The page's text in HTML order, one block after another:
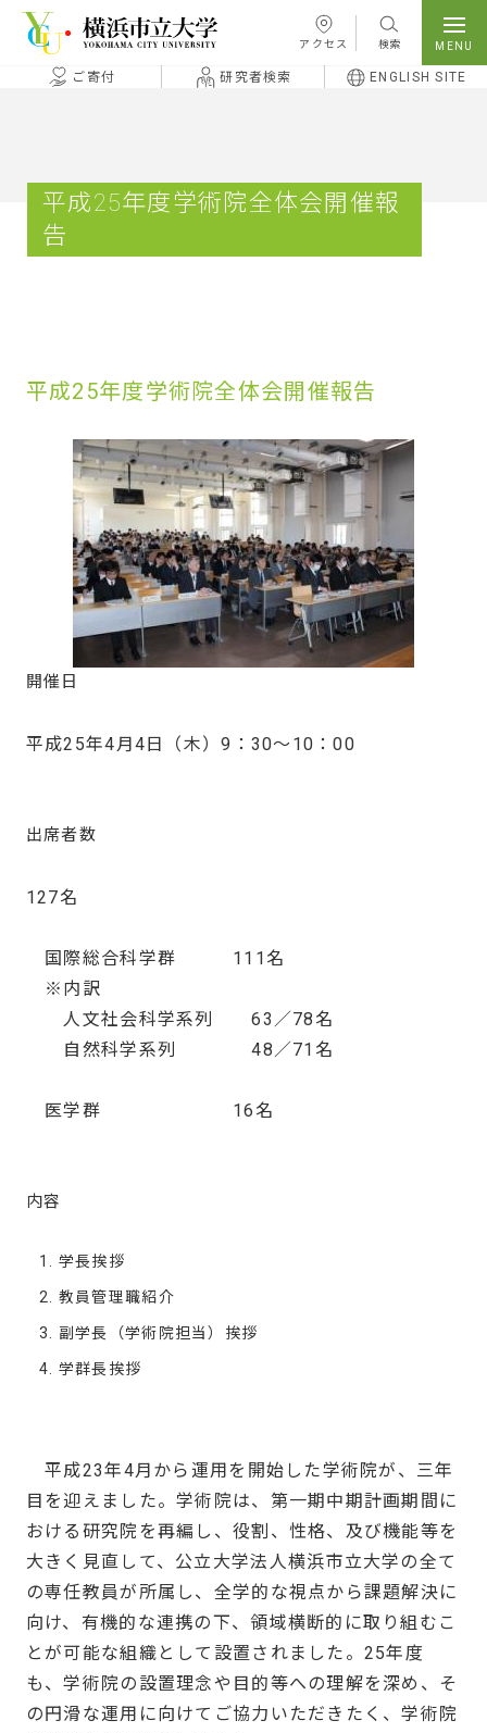
本文へ移動
アクセス 検索
ご寄付 研究者検索 ENGLISH SITE
平成25年度学術院全体会開催報
告
平成25年度学術院全体会開催報告
開催日
平成25年4月4日（木）9：30～10：00
出席者数
127名
国際総合科学群 111名
※内訳
人文社会科学系列 63／78名
自然科学系列 48／71名
医学群 16名
内容
学長挨拶
教員管理職紹介
副学長（学術院担当）挨拶
学群長挨拶
平成23年4月から運用を開始した学術院が、三年
目を迎えました。学術院は、第一期中期計画期間に
おける研究院を再編し、役割、性格、及び機能等を
大きく見直して、公立大学法人横浜市立大学の全て
の専任教員が所属し、全学的な視点から課題解決に
向け、有機的な連携の下、領域横断的に取り組むこ
とが可能な組織として設置されました。25年度
も、学術院の設置理念や目的等への理解を深め、そ
の円滑な運用に向けてご協力いただきたく、学術院